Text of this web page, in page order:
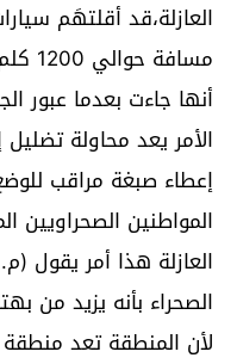
العازلة،قد أقلتهَم
أنها جاءت بعدما عبور
الأمر يعد محاولة
إعطاء صبغة مراقب
المواطنين
العازلة هذا أمر يقول
الصحراء بأنه يزيد من
لأن المنطقة تعد منطقة